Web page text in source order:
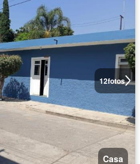
12fotos
Casa